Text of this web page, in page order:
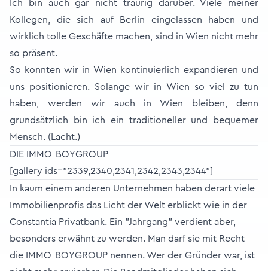
Ich bin auch gar nicht traurig darüber. Viele meiner
Kollegen, die sich auf Berlin eingelassen haben und
wirklich tolle Geschäfte machen, sind in Wien nicht mehr
so präsent.
So konnten wir in Wien kontinuierlich expandieren und
uns positionieren. Solange wir in Wien so viel zu tun
haben, werden wir auch in Wien bleiben, denn
grundsätzlich bin ich ein traditioneller und bequemer
Mensch. (Lacht.)
DIE IMMO-BOYGROUP
[gallery ids="2339,2340,2341,2342,2343,2344"]
In kaum einem anderen Unternehmen haben derart viele
Immobilienprofis das Licht der Welt erblickt wie in der
Constantia Privatbank. Ein "Jahrgang" verdient aber,
besonders erwähnt zu werden. Man darf sie mit Recht
die IMMO-BOYGROUP nennen. Wer der Gründer war, ist